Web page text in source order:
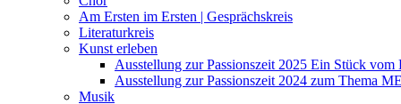
Am Ersten im Ersten | Gesprächskreis
Literaturkreis
Kunst erleben
Ausstellung zur Passionszeit 2025 Ein Stück vom
Ausstellung zur Passionszeit 2024 zum Thema
Musik